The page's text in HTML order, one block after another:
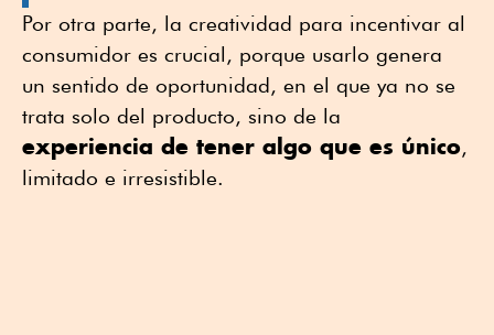
Por otra parte, la creatividad para incentivar al
consumidor es crucial, porque usarlo genera
un sentido de oportunidad, en el que ya no se
trata solo del producto, sino de la
experiencia de tener algo que es único,
limitado e irresistible.